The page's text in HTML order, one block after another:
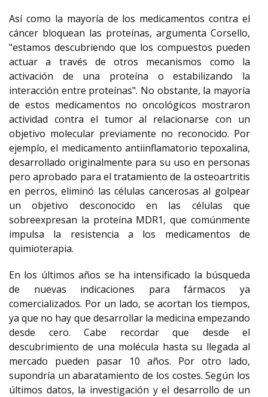
Así como la mayoría de los medicamentos contra el
cáncer bloquean las proteínas, argumenta Corsello,
"estamos descubriendo que los compuestos pueden
actuar a través de otros mecanismos como la
activación de una proteína o estabilizando la
interacción entre proteínas". No obstante, la mayoría
de estos medicamentos no oncológicos mostraron
actividad contra el tumor al relacionarse con un
objetivo molecular previamente no reconocido. Por
ejemplo, el medicamento antiinflamatorio tepoxalina,
desarrollado originalmente para su uso en personas
pero aprobado para el tratamiento de la osteoartritis
en perros, eliminó las células cancerosas al golpear
un objetivo desconocido en las células que
sobreexpresan la proteína MDR1, que comúnmente
impulsa la resistencia a los medicamentos de
quimioterapia.
En los últimos años se ha intensificado la búsqueda
de nuevas indicaciones para fármacos ya
comercializados. Por un lado, se acortan los tiempos,
ya que no hay que desarrollar la medicina empezando
desde cero. Cabe recordar que desde el
descubrimiento de una molécula hasta su llegada al
mercado pueden pasar 10 años. Por otro lado,
supondría un abaratamiento de los costes. Según los
últimos datos, la investigación y el desarrollo de un